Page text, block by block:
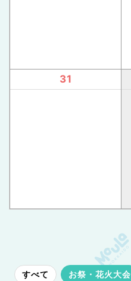
31
すべて お祭・花火大会